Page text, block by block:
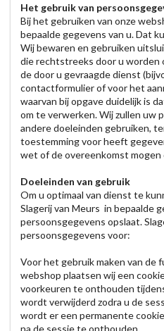
Het gebruik van
Bij het gebruiken van onze
bepaalde gegevens van u. Dat
Wij bewaren en gebruiken
die rechtstreeks door u worden
de door u gevraagde dienst
contactformulier of voor het
waarvan bij opgave duidelijk is
om te verwerken. Wij zullen uw
andere doeleinden gebruiken,
toestemming voor heeft
wet of de overeenkomst
Doeleinden van gebruik
Om u optimaal van dienst te
Slagerij van Meurs in bepaalde
persoonsgegevens opslaat.
persoonsgegevens voor:
Voor het gebruik maken van de
webshop plaatsen wij een
voorkeuren te onthouden
wordt verwijderd zodra u de
wordt er een permanente
na de sessie te onthouden.